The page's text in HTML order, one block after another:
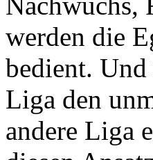
werden die
bedient.
Liga den
andere Liga